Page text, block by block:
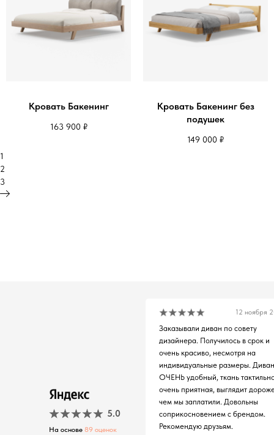
Кровать Бакенинг
163 900 ₽
Кровать Бакенинг без
подушек
149 000 ₽
1
2
3
Заказывали диван по совету
дизайнера. Получилось в срок и
очень красиво, несмотря на
индивидуальные размеры. Диван
ОЧЕНЬ удобный, ткань
очень приятная, выглядит
чем мы заплатили. Довольны
соприкосновением с брендом.
Рекомендую друзьям.
12 ноября
5.0
На основе 89 оценок